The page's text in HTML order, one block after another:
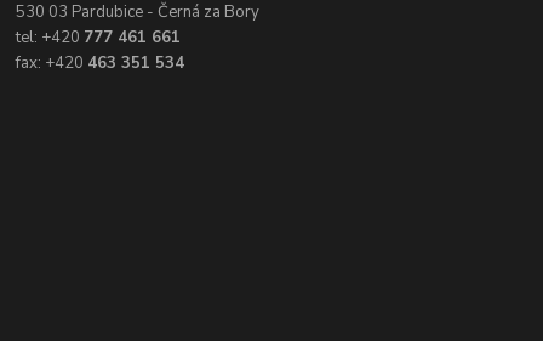
530 03 Pardubice - Černá za Bory
tel: +420 777 461 661
fax: +420 463 351 534